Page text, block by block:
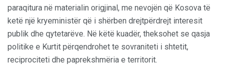
paraqitura në materialin origjinal, me nevojën që Kosova të
ketë një kryeministër që i shërben drejtpërdrejt interesit
publik dhe qytetarëve. Në këtë kuadër, theksohet se qasja
politike e Kurtit përqendrohet te sovraniteti i shtetit,
reciprociteti dhe paprekshmëria e territorit.